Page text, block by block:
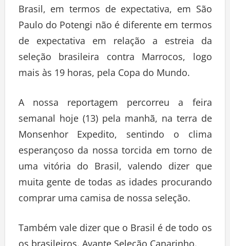
Brasil, em termos de expectativa, em São
Paulo do Potengi não é diferente em termos
de expectativa em relação a estreia da
seleção brasileira contra Marrocos, logo
mais às 19 horas, pela Copa do Mundo.
A nossa reportagem percorreu a feira
semanal hoje (13) pela manhã, na terra de
Monsenhor Expedito, sentindo o clima
esperançoso da nossa torcida em torno de
uma vitória do Brasil, valendo dizer que
muita gente de todas as idades procurando
comprar uma camisa de nossa seleção.
Também vale dizer que o Brasil é de todo os
os brasileiros. Avante Seleção Canarinho.